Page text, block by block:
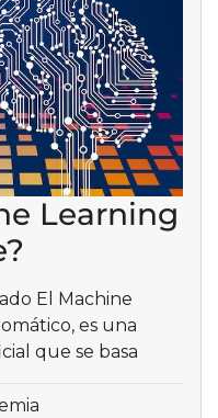
Learning
El Machine
es una
que se basa